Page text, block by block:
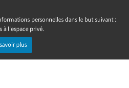
personnelles dans le but suivant :
à l'espace privé.
plus
Menu
Tous droits réservés
IPEOS I-Solutions